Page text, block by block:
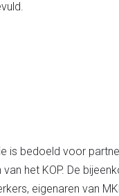
is bedoeld voor
het KOP. De
eigenaren van